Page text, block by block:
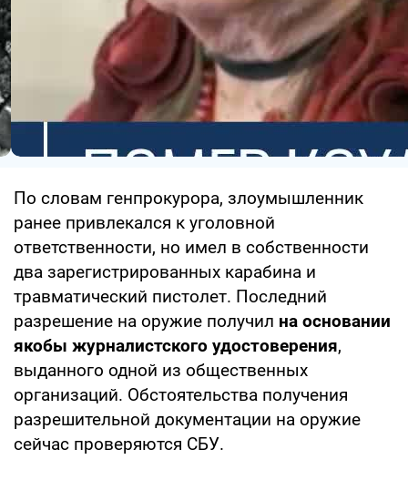
По словам генпрокурора, злоумышленник
ранее привлекался к уголовной
ответственности, но имел в собственности
два зарегистрированных карабина и
травматический пистолет. Последний
разрешение на оружие получил на основании
якобы журналистского удостоверения,
выданного одной из общественных
организаций. Обстоятельства получения
разрешительной документации на оружие
сейчас проверяются СБУ.